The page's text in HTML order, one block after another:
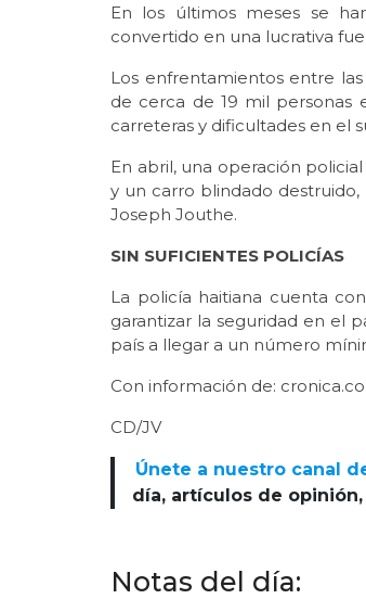
En los últimos meses se
convertido en una lucrativa
Los enfrentamientos entre
de cerca de 19 mil personas
carreteras y dificultades en el
En abril, una operación
y un carro blindado
Joseph Jouthe.
SIN SUFICIENTES POLICÍAS
La policía haitiana cuenta
garantizar la seguridad en el
país a llegar a un número
Con información de:
CD/JV
Únete a nuestro canal
día, artículos de
Notas del día: